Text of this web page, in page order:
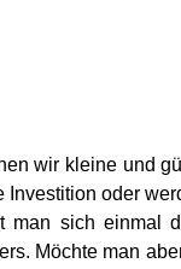
wir kleine und
Investition oder
man sich einmal
Möchte man